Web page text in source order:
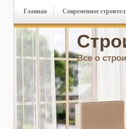
Все о
Главная Современное